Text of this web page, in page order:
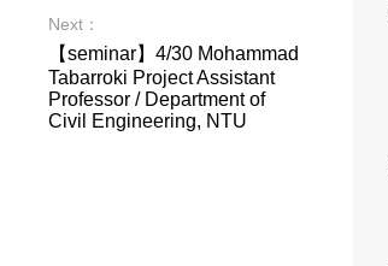
Next：
【seminar】4/30 Mohammad
Tabarroki Project Assistant
Professor / Department of
Civil Engineering, NTU